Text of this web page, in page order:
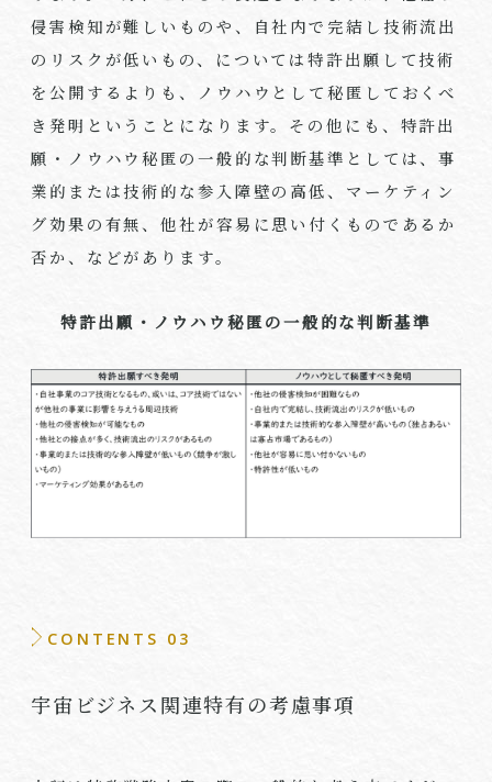
侵害検知が難しいものや、自社内で完結し技術流出
のリスクが低いもの、については特許出願して技術
を公開するよりも、ノウハウとして秘匿しておくべ
き発明ということになります。その他にも、特許出
願・ノウハウ秘匿の一般的な判断基準としては、事
業的または技術的な参入障壁の高低、マーケティン
グ効果の有無、他社が容易に思い付くものであるか
否か、などがあります。
特許出願・ノウハウ秘匿の一般的な判断基準
CONTENTS 03
宇宙ビジネス関連特有の考慮事項